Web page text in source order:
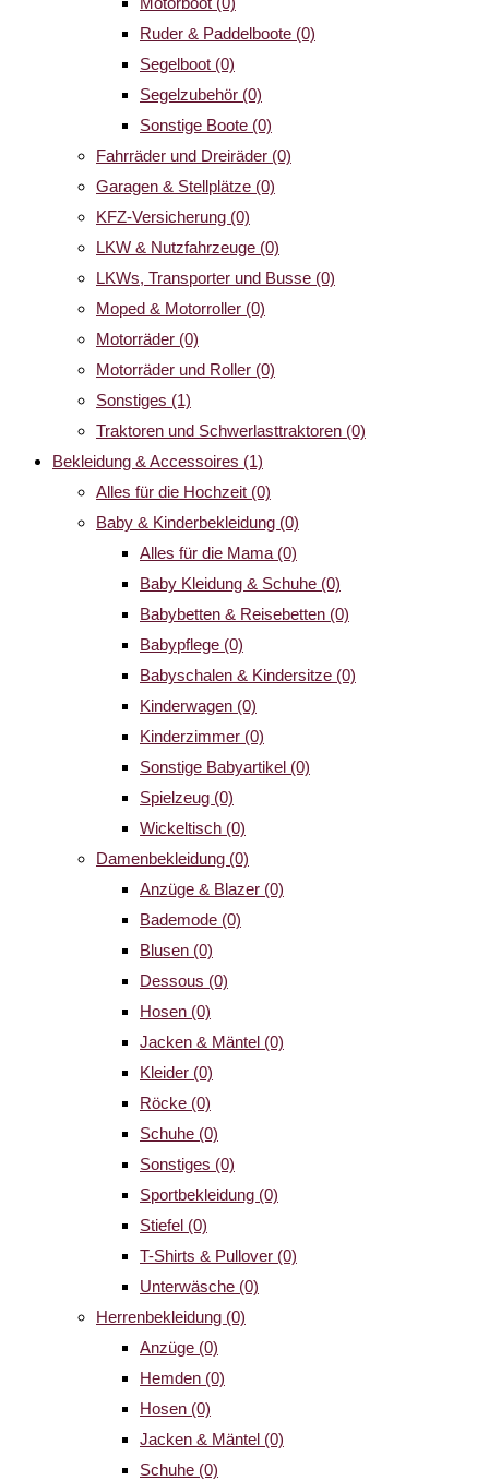
Ruder & Paddelboote (0)
Segelboot (0)
Segelzubehör (0)
Sonstige Boote (0)
Fahrräder und Dreiräder (0)
Garagen & Stellplätze (0)
KFZ-Versicherung (0)
LKW & Nutzfahrzeuge (0)
LKWs, Transporter und Busse (0)
Moped & Motorroller (0)
Motorräder (0)
Motorräder und Roller (0)
Sonstiges (1)
Traktoren und Schwerlasttraktoren (0)
Bekleidung & Accessoires (1)
Alles für die Hochzeit (0)
Baby & Kinderbekleidung (0)
Alles für die Mama (0)
Baby Kleidung & Schuhe (0)
Babybetten & Reisebetten (0)
Babypflege (0)
Babyschalen & Kindersitze (0)
Kinderwagen (0)
Kinderzimmer (0)
Sonstige Babyartikel (0)
Spielzeug (0)
Wickeltisch (0)
Damenbekleidung (0)
Anzüge & Blazer (0)
Bademode (0)
Blusen (0)
Dessous (0)
Hosen (0)
Jacken & Mäntel (0)
Kleider (0)
Röcke (0)
Schuhe (0)
Sonstiges (0)
Sportbekleidung (0)
Stiefel (0)
T-Shirts & Pullover (0)
Unterwäsche (0)
Herrenbekleidung (0)
Anzüge (0)
Hemden (0)
Hosen (0)
Jacken & Mäntel (0)
Schuhe (0)